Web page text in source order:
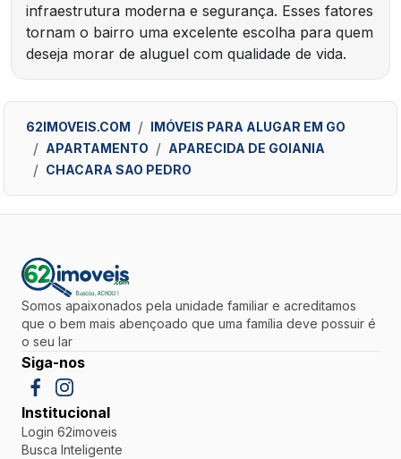
infraestrutura moderna e segurança. Esses fatores
tornam o bairro uma excelente escolha para quem
deseja morar de aluguel com qualidade de vida.
62IMOVEIS.COM
IMÓVEIS PARA ALUGAR EM GO
APARTAMENTO
APARECIDA DE GOIANIA
CHACARA SAO PEDRO
Somos apaixonados pela unidade familiar e acreditamos
que o bem mais abençoado que uma família deve possuir é
o seu lar
Siga-nos
Institucional
Login 62imoveis
Busca Inteligente